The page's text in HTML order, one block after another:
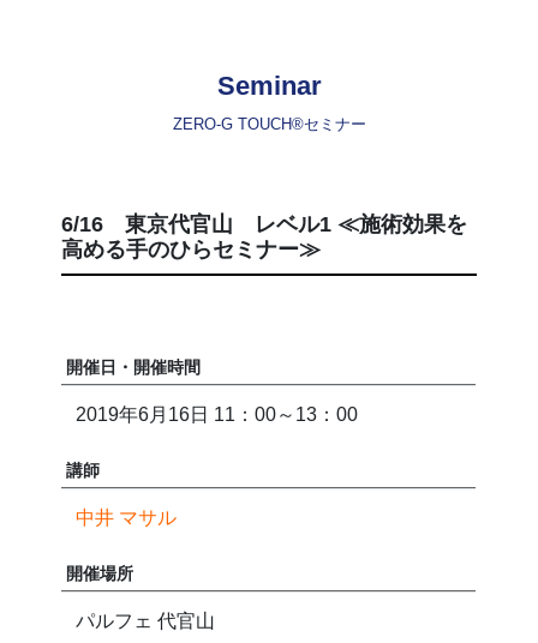
Seminar
ZERO-G TOUCH®セミナー
6/16 東京代官山 レベル1 ≪施術効果を
高める手のひらセミナー≫
開催日・開催時間
2019年6月16日 11：00～13：00
講師
中井 マサル
開催場所
パルフェ 代官山